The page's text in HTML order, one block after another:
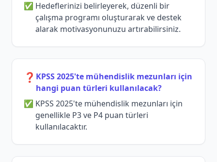
Hedeflerinizi belirleyerek, düzenli bir
çalışma programı oluşturarak ve destek
alarak motivasyonunuzu artırabilirsiniz.
❓ KPSS 2025'te mühendislik mezunları için
hangi puan türleri kullanılacak?
KPSS 2025'te mühendislik mezunları için
genellikle P3 ve P4 puan türleri
kullanılacaktır.